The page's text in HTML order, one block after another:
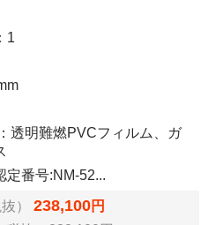
1
透明難燃PVCフィルム、ガ
定番号:NM-52...
） 238,100円